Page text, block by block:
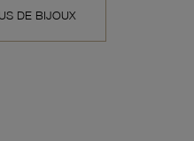
DE BIJOUX